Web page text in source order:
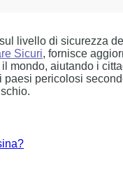
livello di sicurezza
Sicuri, fornisce
mondo, aiutando i
pericolosi